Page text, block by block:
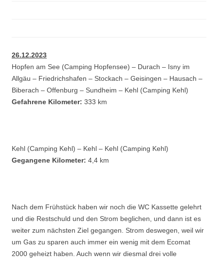
26.12.2023
Hopfen am See (Camping Hopfensee) – Durach – Isny im
Allgäu – Friedrichshafen – Stockach – Geisingen – Hausach –
Biberach – Offenburg – Sundheim – Kehl (Camping Kehl)
Gefahrene Kilometer: 333 km
Kehl (Camping Kehl) – Kehl – Kehl (Camping Kehl)
Gegangene Kilometer: 4,4 km
Nach dem Frühstück haben wir noch die WC Kassette gelehrt
und die Restschuld und den Strom beglichen, und dann ist es
weiter zum nächsten Ziel gegangen. Strom deswegen, weil wir
um Gas zu sparen auch immer ein wenig mit dem Ecomat
2000 geheizt haben. Auch wenn wir diesmal drei volle